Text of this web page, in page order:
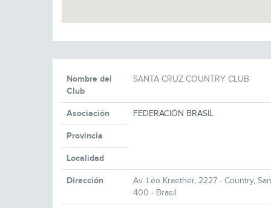
Nombre del
Club
SANTA CRUZ COUNTRY CLUB
Asociación FEDERACIÓN BRASIL
Provincia
Localidad
Dirección
Av. Léo Kraether, 2227 - Country,
400 - Brasil